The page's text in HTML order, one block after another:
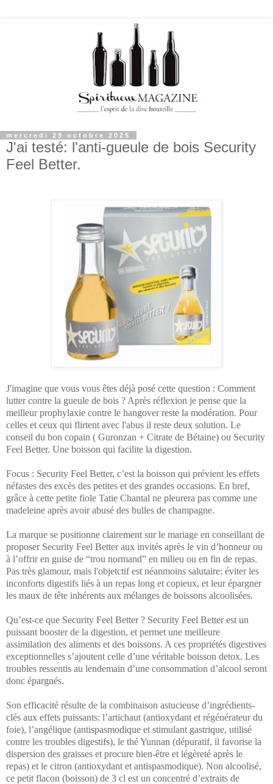
mercredi 29 octobre 2025
J'ai testé: l'anti-gueule de bois Security
Feel Better.
J'imagine que vous vous êtes déjà posé cette question : Comment
lutter contre la gueule de bois ? Après réflexion je pense que la
meilleur prophylaxie contre le hangover reste la modération. Pour
celles et ceux qui flirtent avec l'abus il reste deux solution. Le
conseil du bon copain ( Guronzan + Citrate de Bétaine) ou Security
Feel Better. Une boisson qui facilite la digestion.
Focus : Security Feel Better, c’est la boisson qui prévient les effets
néfastes des excès des petites et des grandes occasions. En bref,
grâce à cette petite fiole Tatie Chantal ne pleurera pas comme une
madeleine après avoir abusé des bulles de champagne.
La marque se positionne clairement sur le mariage en conseillant de
proposer Security Feel Better aux invités après le vin d’honneurou
à l’offrir en guise de “trou normand” en milieu ou en fin de repas.
Pas très glamour, mais l'objetctif est néanmoins salutaire: éviter les
inconforts digestifs liés à un repas long et copieux, et leur épargner
les maux de tête inhérents aux mélanges de boissons alcoolisées.
Qu’est-ce que Security Feel Better ? Security Feel Better est un
puissant booster de la digestion, et permet une meilleure
assimilation des aliments et des boissons. A ces propriétés digestives
exceptionnelles s’ajoutent celle d’une véritable boisson detox. Les
troubles ressentis au lendemain d’une consommation d’alcool seront
donc épargnés.
Son efficacité résulte de la combinaison astucieuse d’ingrédients-
clés aux effets puissants: l’artichaut (antioxydant et régénérateur du
foie), l’angélique (antispasmodique et stimulant gastrique, utilisé
contre les troubles digestifs), le thé Yunnan (dépuratif, il favorise la
dispersion des graisses et procure bien-être et légèreté après le
repas) et le citron (antioxydant et antispasmodique). Non alcoolisé,
ce petit flacon (boisson) de 3 cl est un concentré d’extraits de